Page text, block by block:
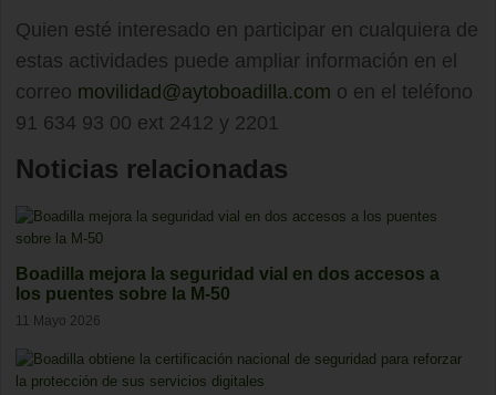
Quien esté interesado en participar en cualquiera de
estas actividades puede ampliar información en el
correo movilidad@aytoboadilla.com o en el teléfono
91 634 93 00 ext 2412 y 2201
Noticias relacionadas
Boadilla mejora la seguridad vial en dos accesos a
los puentes sobre la M-50
11 Mayo 2026